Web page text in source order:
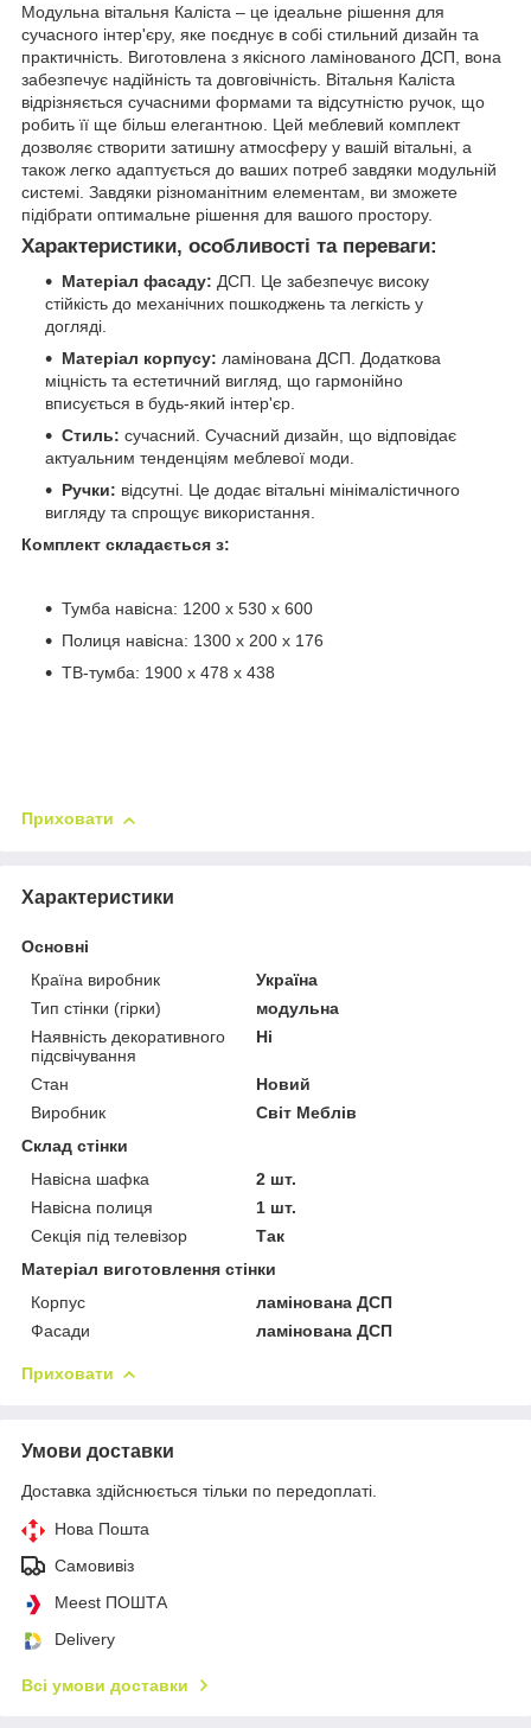
Модульна вітальня Каліста – це ідеальне рішення для
сучасного інтер'єру, яке поєднує в собі стильний дизайн та
практичність. Виготовлена з якісного ламінованого ДСП, вона
забезпечує надійність та довговічність. Вітальня Каліста
відрізняється сучасними формами та відсутністю ручок, що
робить її ще більш елегантною. Цей меблевий комплект
дозволяє створити затишну атмосферу у вашій вітальні, а
також легко адаптується до ваших потреб завдяки модульній
системі. Завдяки різноманітним елементам, ви зможете
підібрати оптимальне рішення для вашого простору.
Характеристики, особливості та переваги:
Матеріал фасаду: ДСП. Це забезпечує високу
стійкість до механічних пошкоджень та легкість у
догляді.
Матеріал корпусу: ламінована ДСП. Додаткова
міцність та естетичний вигляд, що гармонійно
вписується в будь-який інтер'єр.
Стиль: сучасний. Сучасний дизайн, що відповідає
актуальним тенденціям меблевої моди.
Ручки: відсутні. Це додає вітальні мінімалістичного
вигляду та спрощує використання.
Комплект складається з:
Тумба навісна: 1200 х 530 х 600
Полиця навісна: 1300 х 200 х 176
ТВ-тумба: 1900 х 478 х 438
Приховати
Характеристики
Основні
Країна виробник
Україна
Тип стінки (гірки)
модульна
Наявність декоративного
підсвічування
Ні
Стан
Новий
Виробник
Світ Меблів
Склад стінки
Навісна шафка
2 шт.
Навісна полиця
1 шт.
Секція під телевізор
Так
Матеріал виготовлення стінки
Корпус
ламінована ДСП
Фасади
ламінована ДСП
Приховати
Умови доставки
Доставка здійснюється тільки по передоплаті.
Нова Пошта
Самовивіз
Meest ПОШТА
Delivery
Всі умови доставки